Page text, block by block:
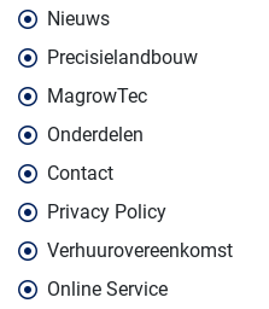
Nieuws
Precisielandbouw
MagrowTec
Onderdelen
Contact
Privacy Policy
Verhuurovereenkomst
Online Service